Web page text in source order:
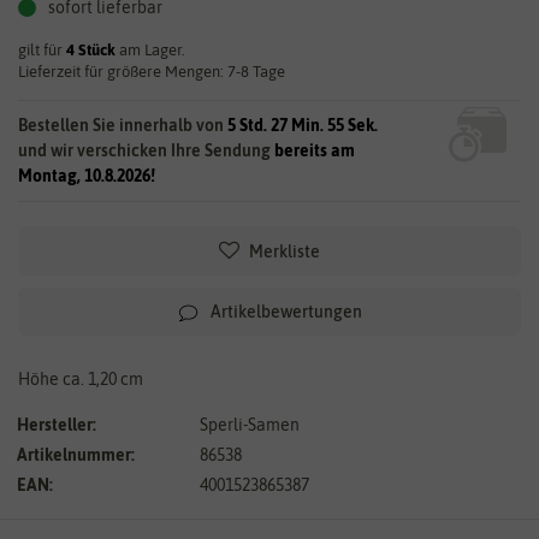
sofort lieferbar
gilt für 4 Stück am Lager.
Lieferzeit für größere Mengen: 7-8 Tage
Bestellen Sie innerhalb von 5 Std. 27 Min. 55 Sek.
und wir verschicken Ihre Sendung bereits am
Montag, 10.8.2026!
Merkliste
Artikelbewertungen
Höhe ca. 1,20 cm
Hersteller:
Sperli-Samen
Artikelnummer:
86538
EAN:
4001523865387